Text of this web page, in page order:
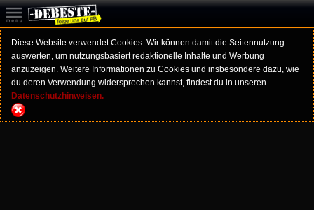
Diese Website verwendet Cookies. Wir können damit die Seitennutzung
auswerten, um nutzungsbasiert redaktionelle Inhalte und Werbung
anzuzeigen. Weitere Informationen zu Cookies und insbesondere dazu, wie
du deren Verwendung widersprechen kannst, findest du in unseren
Datenschutzhinweisen.